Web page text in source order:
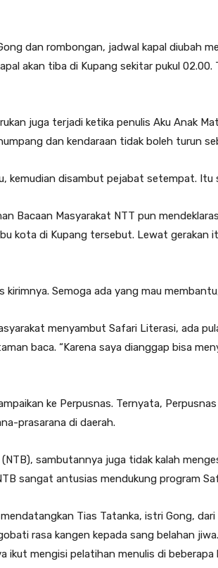
dan rombongan, jadwal kapal diubah
akan tiba di Kupang sekitar pukul
juga terjadi ketika penulis Aku Anak
dan kendaraan tidak boleh turun
kemudian disambut pejabat setempat. Itu
Bacaan Masyarakat NTT pun
kota di Kupang tersebut. Lewat gerakan
kirimnya. Semoga ada yang mau
menyambut Safari Literasi, ada
baca. “Karena saya dianggap bisa
ke Perpusnas. Ternyata,
prasarana di daerah.
(NTB), sambutannya juga tidak kalah
sangat antusias mendukung program
Tias Tatanka, istri Gong,
rasa kangen kepada sang belahan
ikut mengisi pelatihan menulis di beberapa